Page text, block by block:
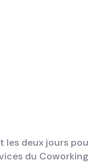
les deux jours
du